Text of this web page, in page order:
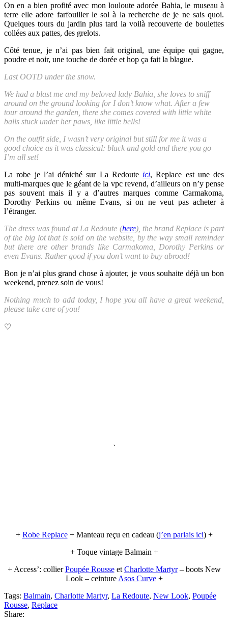
On en a bien profité avec mon louloute adorée Bahia, le museau à
terre elle adore farfouiller le sol à la recherche de je ne sais quoi.
Quelques tours du jardin plus tard la voilà recouverte de boulettes
collées aux pattes, des grelots.
Côté tenue, je n’ai pas bien fait original, une équipe qui gagne,
poudre et noir, une touche de dorée et hop ça fait la blague.
Last OOTD under the snow.
We had a blast me and my beloved lady Bahia, she loves to sniff
around on the ground looking for I don’t know what. After a few
tour around the garden, there she comes covered with little white
balls stuck under her paws, like little bells!
On the outfit side, I wasn’t very original but still for me it was a
good choice as it was classical: black and gold and there you go
I’m all set!
La robe je l’ai déniché sur La Redoute ici, Replace est une des
multi-marques que le géant de la vpc revend, d’ailleurs on n’y pense
pas souvent mais il y a d’autres marques comme Carmakoma,
Dorothy Perkins ou même Evans, si on ne veut pas acheter à
l’étranger.
The dress was found at La Redoute (here), the brand Replace is part
of the big lot that is sold on the website, by the way small reminder
but there are other brands like Carmakoma, Dorothy Perkins or
even Evans. Rather good if you don’t want to buy abroad!
Bon je n’ai plus grand chose à ajouter, je vous souhaite déjà un bon
weekend, prenez soin de vous!
Nothing much to add today, I hope you all have a great weekend,
please take care of you!
♡
`
+ Robe Replace+ Manteau reçu en cadeau (j’en parlais ici) +
+ Toque vintage Balmain +
+ Access’: collierPoupée Rousseet Charlotte Martyr– boots New
Look – ceinture Asos Curve+
Tags: Balmain, Charlotte Martyr, La Redoute, New Look, Poupée
Rousse, Replace
Share: